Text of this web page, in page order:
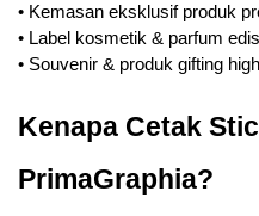
• Kemasan eksklusif produk
• Label kosmetik & parfum
• Souvenir & produk gifting
Kenapa Cetak
PrimaGraphia?